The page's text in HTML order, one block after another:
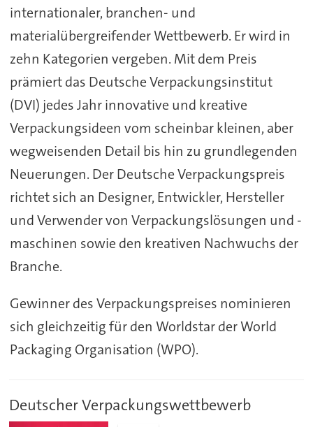
internationaler, branchen- und
materialübergreifender Wettbewerb. Er wird in
zehn Kategorien vergeben. Mit dem Preis
prämiert das Deutsche Verpackungsinstitut
(DVI) jedes Jahr innovative und kreative
Verpackungsideen vom scheinbar kleinen, aber
wegweisenden Detail bis hin zu grundlegenden
Neuerungen. Der Deutsche Verpackungspreis
richtet sich an Designer, Entwickler, Hersteller
und Verwender von Verpackungslösungen und -
maschinen sowie den kreativen Nachwuchs der
Branche.
Gewinner des Verpackungspreises nominieren
sich gleichzeitig für den Worldstar der World
Packaging Organisation (WPO).
Deutscher Verpackungswettbewerb